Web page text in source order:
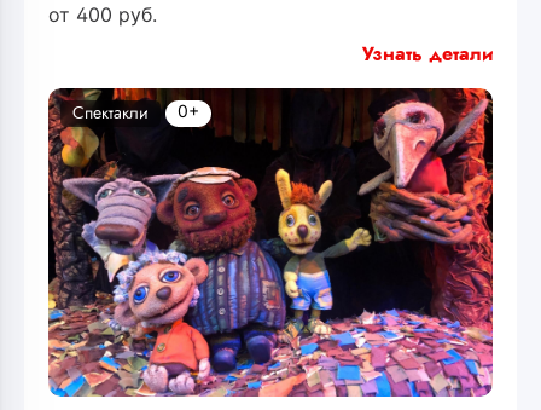
от 400 руб.
Узнать детали
Спектакли 0+